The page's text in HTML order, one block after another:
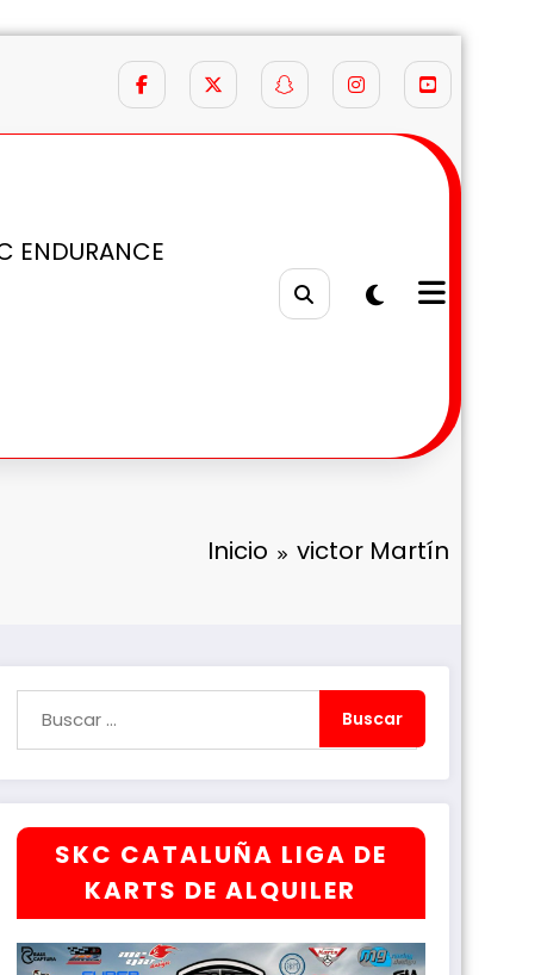
ENDURANCE
Inicio victor Martín
SKC CATALUÑA LIGA DE
KARTS DE ALQUILER